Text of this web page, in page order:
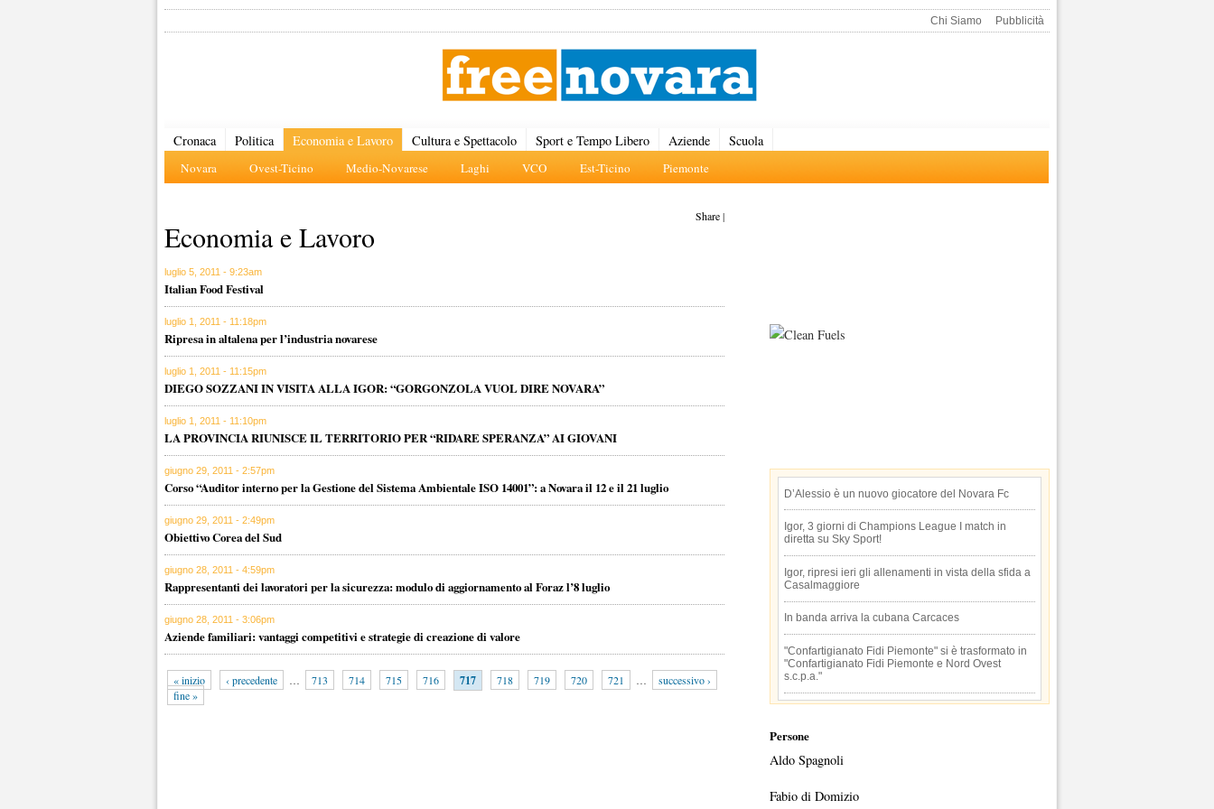
Chi Siamo Pubblicità
Cronaca Politica Economia e Lavoro
Novara Ovest-Ticino Medio-Novarese Laghi VCO Est-Ticino Piemonte
Cultura e Spettacolo Sport e Tempo Libero Aziende Scuola
Share|
Economia e Lavoro
luglio 5, 2011 - 9:23am
Italian Food Festival
luglio 1, 2011 - 11:18pm
Ripresa in altalena per l’industria novarese
luglio 1, 2011 - 11:15pm
DIEGO SOZZANI IN VISITA ALLA IGOR: “GORGONZOLA VUOL DIRE NOVARA”
luglio 1, 2011 - 11:10pm
LA PROVINCIA RIUNISCE IL TERRITORIO PER “RIDARE SPERANZA” AI GIOVANI
giugno 29, 2011 - 2:57pm
Corso “Auditor interno per la Gestione del Sistema Ambientale ISO 14001”: a Novara il 12 e il 21 luglio
giugno 29, 2011 - 2:49pm
Obiettivo Corea del Sud
giugno 28, 2011 - 4:59pm
Rappresentanti dei lavoratori per la sicurezza: modulo di aggiornamento al Foraz l’8 luglio
giugno 28, 2011 - 3:06pm
Aziende familiari: vantaggi competitivi e strategie di creazione di valore
« inizio ‹ precedente … 713 714 715 716 717 718 719 720 721 …
successivo ›
fine »
D’Alessio è un nuovo giocatore del Novara Fc
Igor, 3 giorni di Champions League I match in
diretta su Sky Sport!
Igor, ripresi ieri gli allenamenti in vista della sfida a
Casalmaggiore
In banda arriva la cubana Carcaces
"Confartigianato Fidi Piemonte" si è trasformato in
"Confartigianato Fidi Piemonte e Nord Ovest
s.c.p.a."
Persone
Aldo Spagnoli
Fabio di Domizio